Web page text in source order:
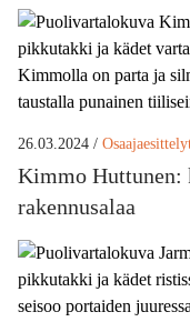
26.03.2024 /
Kimmo Huttunen:
rakennusalaa